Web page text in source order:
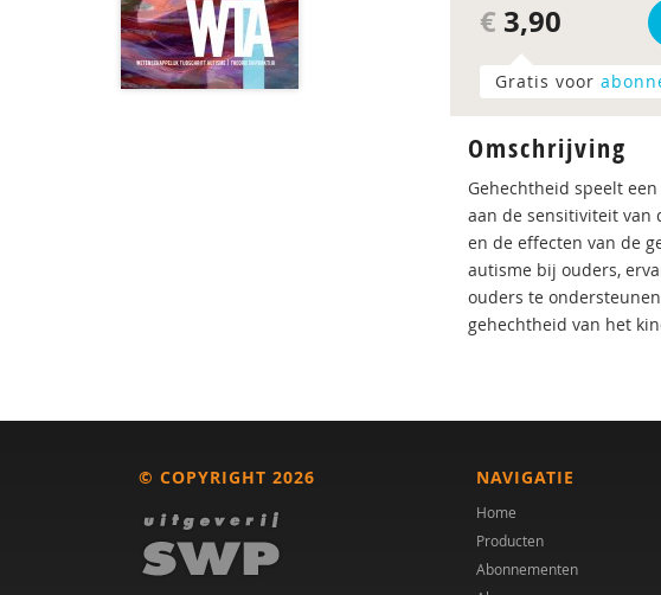
€ 3,90
Gratis voor
Omschrijving
Gehechtheid speelt
aan de sensitiviteit van
en de effecten van de
autisme bij ouders,
ouders te
gehechtheid van het
© COPYRIGHT 2026 NAVIGATIE
Home
Producten
Abonnementen